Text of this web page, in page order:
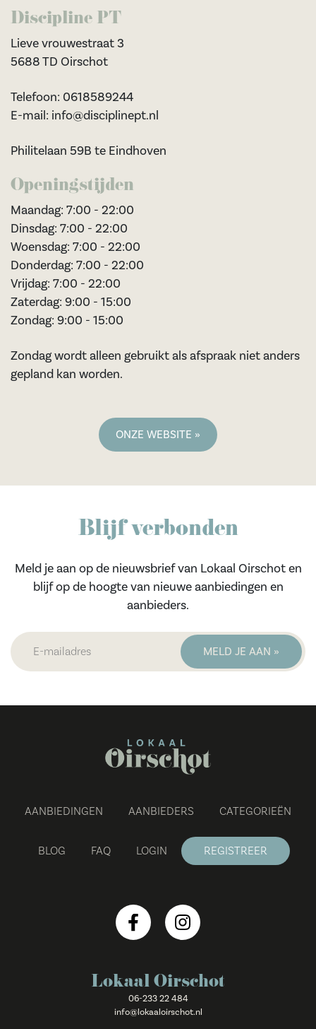
Discipline PT
Lieve vrouwestraat 3
5688 TD Oirschot
Telefoon: 0618589244
E-mail: info@disciplinept.nl
Philitelaan 59B te Eindhoven
Openingstijden
Maandag: 7:00 - 22:00
Dinsdag: 7:00 - 22:00
Woensdag: 7:00 - 22:00
Donderdag: 7:00 - 22:00
Vrijdag: 7:00 - 22:00
Zaterdag: 9:00 - 15:00
Zondag: 9:00 - 15:00
Zondag wordt alleen gebruikt als afspraak niet anders
gepland kan worden.
ONZE WEBSITE »
Blijf verbonden
Meld je aan op de nieuwsbrief van Lokaal Oirschot en
blijf op de hoogte van nieuwe aanbiedingen en
aanbieders.
AANBIEDINGEN AANBIEDERS CATEGORIEËN
BLOG FAQ LOGIN REGISTREER
Lokaal Oirschot
06-233 22 484
info@lokaaloirschot.nl